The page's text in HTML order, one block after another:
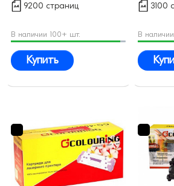
9200 страниц
В наличии 100+ шт.
Купить
3100
В